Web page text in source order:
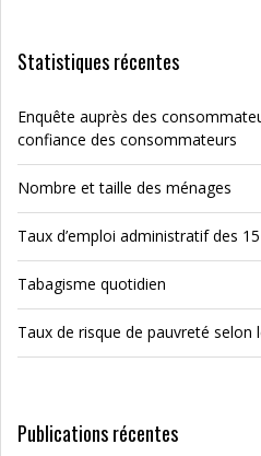
Statistiques récentes
Enquête auprès des
confiance des consommateurs
Nombre et taille des ménages
Taux d’emploi administratif des
Tabagisme quotidien
Taux de risque de pauvreté selon
Publications récentes